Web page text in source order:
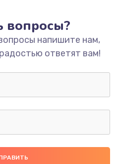
руб.
матрицы
руб.
вопросы?
напишите нам,
ответят вам!